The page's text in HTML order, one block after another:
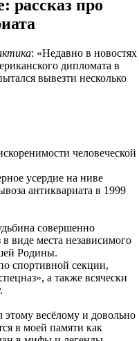
рассказ про
: «Недавно в новостях
дипломата в
вывезти несколько
человеческой
усердие на ниве
антиквариата в 1999
совершенно
виде места независимого
Родины.
спортивной секции,
а также всячески
этому весёлому и довольно
в моей памяти как